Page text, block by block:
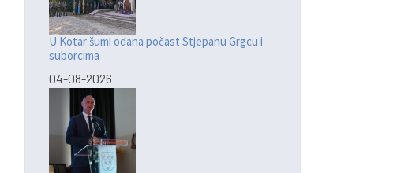
U Kotar šumi odana počast Stjepanu Grgcu i
suborcima
04-08-2026